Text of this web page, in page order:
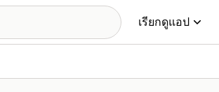
เรียกดูแอป